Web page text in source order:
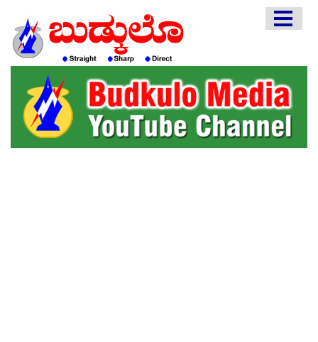
EDITORIAL
ENGLISH
KANNADA
INTERVIEWS